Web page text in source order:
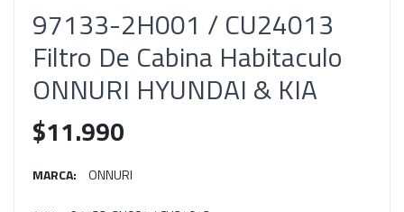
97133-2H001 / CU24013
‎Filtro De Cabina Habitaculo
‎ONNURI HYUNDAI & KIA
$11.990
MARCA: ONNURI